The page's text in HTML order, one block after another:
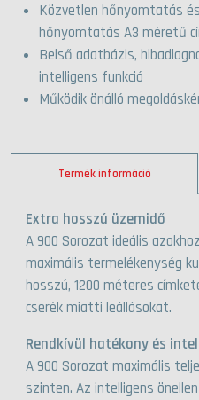
Közvetlen hőnyomtatás
hőnyomtatás A3 méretű
Belső adatbázis,
intelligens funkció
Működik önálló
Termék információ
Extra hosszú üzemidő
A 900 Sorozat ideális
maximális termelékenység
hosszú, 1200 méteres
cserék miatti leállásokat.
Rendkívül hatékony és
A 900 Sorozat maximális
szinten. Az intelligens